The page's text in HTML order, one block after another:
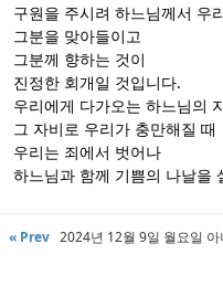
구원을 주시려 하느님께서 우
그분을 맞아들이고
그분께 향하는 것이
진정한 회개일 것입니다.
우리에게 다가오는 하느님의
그 자비로 우리가 충만해질 때
우리는 죄에서 벗어나
하느님과 함께 기쁨의 나날을
« Prev 2024년 12월 9일 월요일